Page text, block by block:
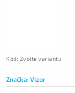
Kód: Zvolte variantu
Značka:Vizor